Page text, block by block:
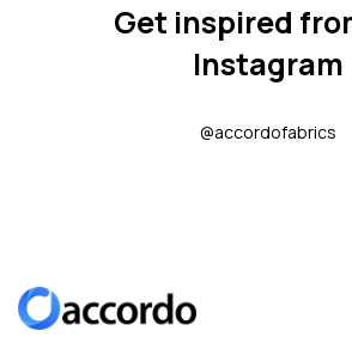
Get inspired
Instagram
@accordofabrics